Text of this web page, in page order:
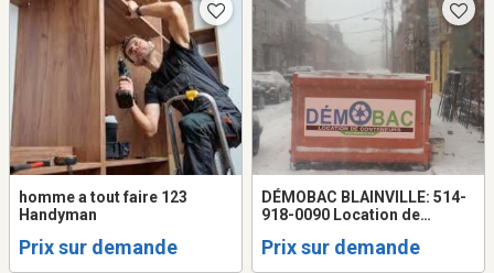
homme a tout faire 123
Handyman
Prix sur demande
DÉMOBAC BLAINVILLE: 514-
918-0090 Location de
conteneurs
Prix sur demande